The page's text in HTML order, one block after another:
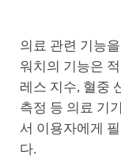
의료 관련 기능
워치의 기능은
레스 지수, 혈중
측정 등 의료 기
서 이용자에게
다.